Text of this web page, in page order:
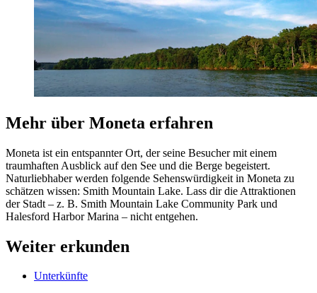
Mehr über Moneta erfahren
Moneta ist ein entspannter Ort, der seine Besucher mit einem
traumhaften Ausblick auf den See und die Berge begeistert.
Naturliebhaber werden folgende Sehenswürdigkeit in Moneta zu
schätzen wissen: Smith Mountain Lake. Lass dir die Attraktionen
der Stadt – z. B. Smith Mountain Lake Community Park und
Halesford Harbor Marina – nicht entgehen.
Weiter erkunden
Unterkünfte